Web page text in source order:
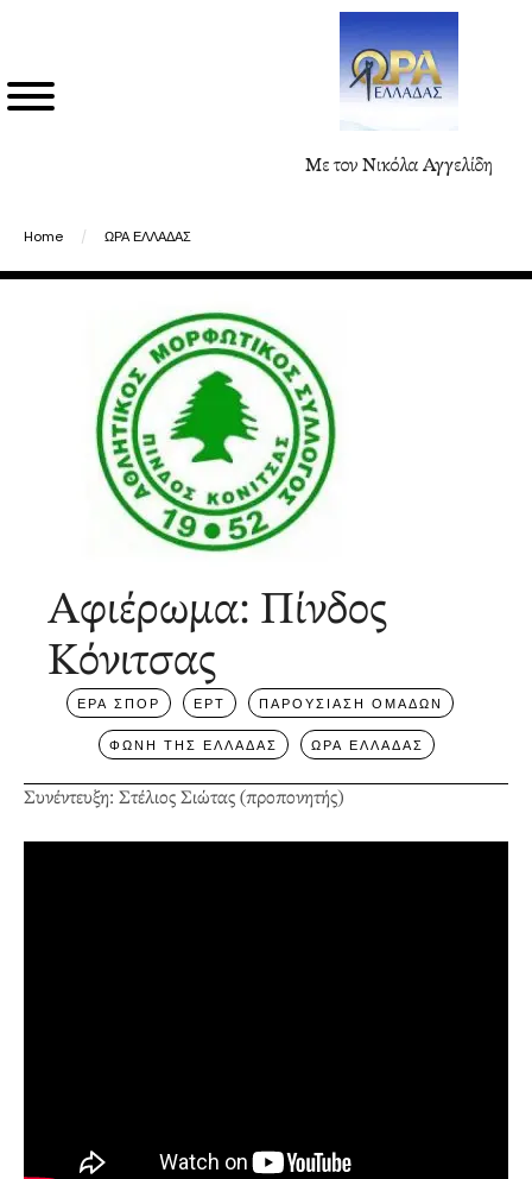
Με τον Νικόλα Αγγελίδη
Home / ΩΡΑ ΕΛΛΑΔΑΣ
Αφιέρωμα: Πίνδος
Κόνιτσας
ΕΡΑ ΣΠΟΡ ΕΡΤ ΠΑΡΟΥΣΙΑΣΗ ΟΜΑΔΩΝ
ΦΩΝΗ ΤΗΣ ΕΛΛΑΔΑΣ ΩΡΑ ΕΛΛΑΔΑΣ
Συνέντευξη: Στέλιος Σιώτας (προπονητής)